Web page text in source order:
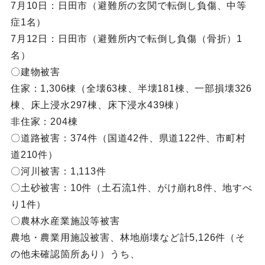
7月10日：日田市（避難所の玄関で転倒し負傷、中等
症1名）
7月12日：日田市（避難所内で転倒し負傷（骨折）1
名）
〇建物被害
住家：1,306棟（全壊63棟、半壊181棟、一部損壊326
棟、床上浸水297棟、床下浸水439棟）
非住家：204棟
〇道路被害：374件（国道42件、県道122件、市町村
道210件）
〇河川被害：1,113件
〇土砂被害：10件（土石流1件、がけ崩れ8件、地すべ
り1件）
〇農林水産業施設等被害
農地・農業用施設被害、林地崩壊など計5,126件（そ
の他未確認箇所あり）うち、